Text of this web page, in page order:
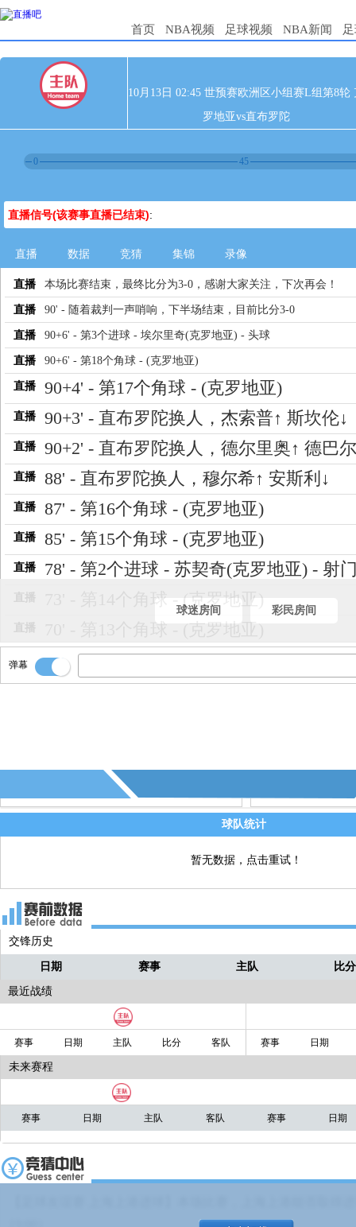
首页 NBA视频 足球视频 NBA新闻
10月13日 02:45 世预赛欧洲区小组赛L组第8轮
罗地亚vs直布罗陀
0 45
直播信号(该赛事直播已结束):
直播 数据 竞猜 集锦 录像
直播 本场比赛结束，最终比分为3-0，感谢大家关注，下次再会！
直播 90' - 随着裁判一声哨响，下半场结束，目前比分3-0
直播 90+6' - 第3个进球 - 埃尔里奇(克罗地亚) - 头球
直播 90+6' - 第18个角球 - (克罗地亚)
直播 90+4' - 第17个角球 - (克罗地亚)
直播 90+3' - 直布罗陀换人，杰索普↑ 斯坎伦↓
直播 90+2' - 直布罗陀换人，德尔里奥↑ 德巴
直播 88' - 直布罗陀换人，穆尔希↑ 安斯利↓
直播 87' - 第16个角球 - (克罗地亚)
直播 85' - 第15个角球 - (克罗地亚)
直播 78' - 第2个进球 - 苏契奇(克罗地亚) - 射
直播 73' - 第14个角球 - (克罗地亚)
直播 70' - 第13个角球 - (克罗地亚)
直播
69' - 克罗地亚换人，克拉马里奇↑ 伊万
奇↓
球迷房间 彩民房间
弹幕
球队统计
暂无数据，点击重试！
交锋历史
日期 赛事 主队 比分
最近战绩
赛事 日期 主队 比分 客队 赛事 日期
未来赛程
赛事 日期 主队 客队 赛事 日期